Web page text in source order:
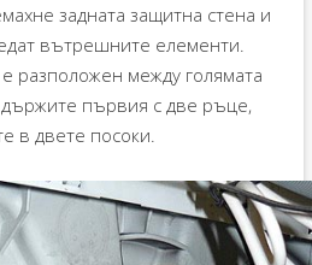
задната защитна стена и
вътрешните елементи.
разположен между голямата
държите първия с две ръце,
в двете посоки.